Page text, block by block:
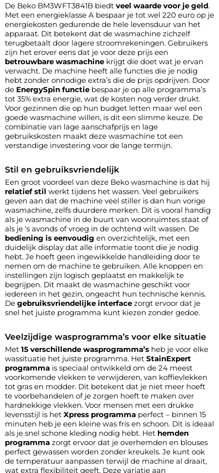
De Beko BM3WFT3841B biedt veel waarde voor je geld.
Met een energieklasse A bespaar je tot wel 220 euro op je
energiekosten gedurende de hele levensduur van het
apparaat. Dit betekent dat de wasmachine zichzelf
terugbetaalt door lagere stroomrekeningen. Gebruikers
zijn het erover eens dat je voor deze prijs een
betrouwbare wasmachine krijgt die doet wat je ervan
verwacht. De machine heeft alle functies die je nodig
hebt zonder onnodige extra’s die de prijs opdrijven. Door
de EnergySpin functie bespaar je op alle programma’s
tot 35% extra energie, wat de kosten nog verder drukt.
Voor gezinnen die op hun budget letten maar wel een
goede wasmachine willen, is dit een slimme keuze. De
combinatie van lage aanschafprijs en lage
gebruikskosten maakt deze wasmachine tot een
verstandige investering voor de lange termijn.
Stil en gebruiksvriendelijk
Een groot voordeel van deze Beko wasmachine is dat hij
relatief stil werkt tijdens het wassen. Veel gebruikers
geven aan dat de machine veel stiller is dan hun vorige
wasmachine, zelfs duurdere merken. Dit is vooral handig
als je wasmachine in de buurt van woonruimtes staat of
als je ‘s avonds of vroeg in de ochtend wilt wassen. De
bediening is eenvoudig en overzichtelijk, met een
duidelijk display dat alle informatie toont die je nodig
hebt. Je hoeft geen ingewikkelde handleiding door te
nemen om de machine te gebruiken. Alle knoppen en
instellingen zijn logisch geplaatst en makkelijk te
begrijpen. Dit maakt de wasmachine geschikt voor
iedereen in het gezin, ongeacht hun technische kennis.
De gebruiksvriendelijke interface zorgt ervoor dat je
snel het juiste programma kunt kiezen zonder gedoe.
Veelzijdige wasprogramma’s voor elke situatie
Met 15 verschillende wasprogramma’s heb je voor elke
wassituatie het juiste programma. Het StainExpert
programma is speciaal ontwikkeld om de 24 meest
voorkomende vlekken te verwijderen, van koffievlekken
tot gras en modder. Dit betekent dat je niet meer hoeft
te voorbehandelen of je zorgen hoeft te maken over
hardnekkige vlekken. Voor mensen met een drukke
levensstijl is het Xpress programma perfect – binnen 15
minuten heb je een kleine was fris en schoon. Dit is ideaal
als je snel schone kleding nodig hebt. Het hemden
programma zorgt ervoor dat je overhemden en blouses
perfect gewassen worden zonder kreukels. Je kunt ook
de temperatuur aanpassen terwijl de machine al draait,
wat extra flexibiliteit geeft. Deze variatie aan